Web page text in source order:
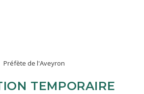
Préfète de l'Aveyron
TEMPORAIRE